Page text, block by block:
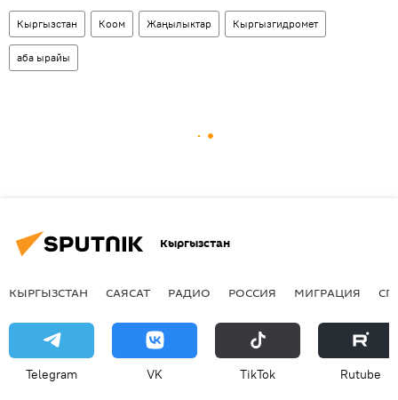
Кыргызстан Коом Жаңылыктар Кыргызгидромет
аба ырайы
Кыргызстан
КЫРГЫЗСТАН САЯСАТ РАДИО РОССИЯ МИГРАЦИЯ
Telegram VK ТikТоk Rutube